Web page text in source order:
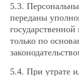
5.3.
переданы
только по
5.4. При утрате